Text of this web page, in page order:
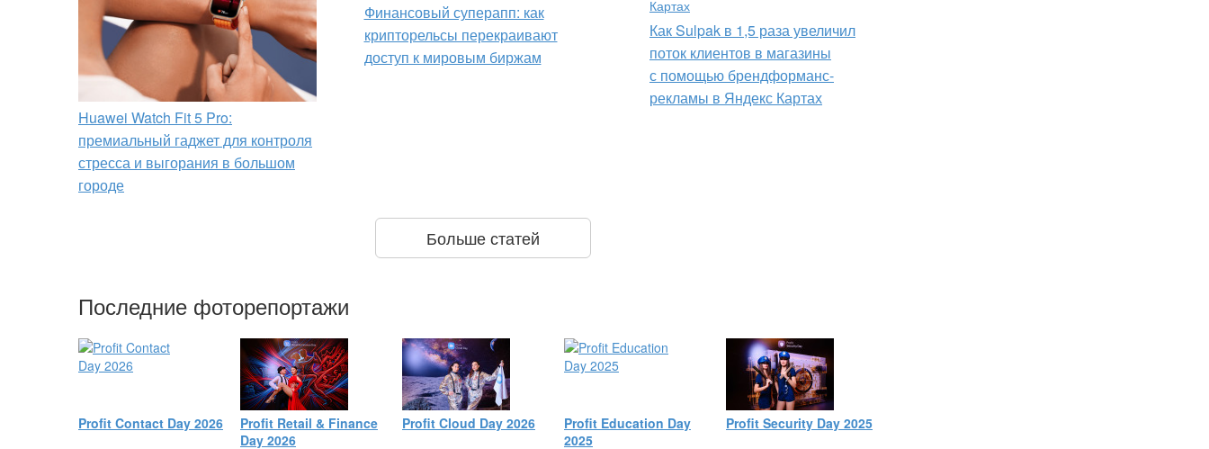
Huawei Watch Fit 5 Pro:
премиальный гаджет для контроля
стресса и выгорания в большом
городе
Финансовый суперапп: как
крипторельсы перекраивают
доступ к мировым биржам
Как Sulpak в 1,5 раза увеличил
поток клиентов в магазины
с помощью брендформанс-
рекламы в Яндекс Картах
Больше статей
Последние фоторепортажи
Profit Contact Day 2026
Profit Retail & Finance
Day 2026
Profit Cloud Day 2026
Profit Education Day
2025
Profit Security Day 2025